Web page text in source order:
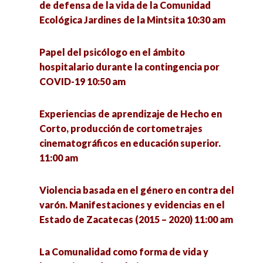
Presupuestos participativos en Jalisco y Ciudad
La política: estructura y proceso 4:00 pm
defensa de la vida de la Comunidad Ecológica
Jardines de la Mintsita 4:30 pm
Repercusiones en el Marco Normativo y la
COVID-19 5:00 pm
Feminismos socioambientales perspectivas y
Cuidado de la salud mental en tiempos de
Importancia del acompañamiento en la salud
mental en el contexto universitario. Experiencia
Liderazgo 360°, un Liderazgo sin Cargo 11:00 am
implementación y evaluación de la intervención
social 11:00 am
de defensa de la vida de la Comunidad
Ecológica Jardines de la Mintsita 10:30 am
Papel del psicólogo en el ámbito
hospitalario durante la contingencia por
COVID-19 10:50 am
Experiencias de aprendizaje de Hecho en
Corto, producción de cortometrajes
cinematográficos en educación superior.
11:00 am
Violencia basada en el género en contra del
varón. Manifestaciones y evidencias en el
Estado de Zacatecas (2015 – 2020) 11:00 am
La Comunalidad como forma de vida y